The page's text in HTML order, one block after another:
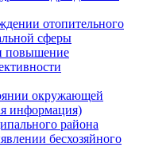
отопительного
сферы
повышение
окружающей
информация)
района
бесхозяйного